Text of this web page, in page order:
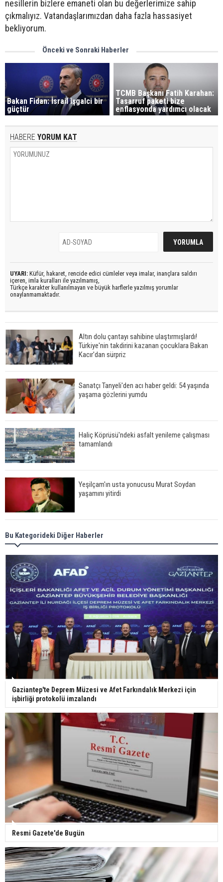
nesillerin bizlere emaneti olan bu değerlerimize sahip
çıkmalıyız. Vatandaşlarımızdan daha fazla hassasiyet
bekliyorum.
Önceki ve Sonraki Haberler
Bakan Fidan: İsrail işgalci bir
güçtür
TCMB Başkanı Fatih Karahan:
Tasarruf paketi bize
enflasyonda yardımcı olacak
HABERE YORUM KAT
UYARI: Küfür, hakaret, rencide edici cümleler veya imalar, inançlara saldırı
içeren, imla kuralları ile yazılmamış,
Türkçe karakter kullanılmayan ve büyük harflerle yazılmış yorumlar
onaylanmamaktadır.
Altın dolu çantayı sahibine ulaştırmışlardı!
Türkiye'nin takdirini kazanan çocuklara Bakan
Kacır'dan sürpriz
Sanatçı Tanyeli'den acı haber geldi: 54 yaşında
yaşama gözlerini yumdu
Haliç Köprüsü'ndeki asfalt yenileme çalışması
tamamlandı
Yeşilçam'ın usta yonucusu Murat Soydan
yaşamını yitirdi
Meral Akşener ile Müsavat Dervişoğlu cenazede
görüntülendi
29 Mayıs okullar tatil mi?
Bilim kurgu gerçekleşiyor... Dondurulmuş
insanları hayata döndürecek keşif
Ünlü türkücü Mahmut Tuncer estetik operasyon
geçirdi: Son hali gündem oldu
Yerli turist 229,7 milyar lira seyahat harcaması
yaptı
Gazze'deki Sağlık Bakanlığı duyurdu: Vahşetin
pençesinde 2 salgın vaka tespit edildi
Bu Kategorideki Diğer Haberler
Gaziantep'te Deprem Müzesi ve Afet Farkındalık Merkezi için
işbirliği protokolü imzalandı
Resmi Gazete'de Bugün